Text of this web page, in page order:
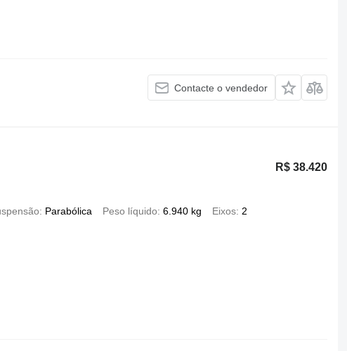
Contacte o vendedor
R$ 38.420
Parabólica Peso líquido 6.940 kg Eixos 2